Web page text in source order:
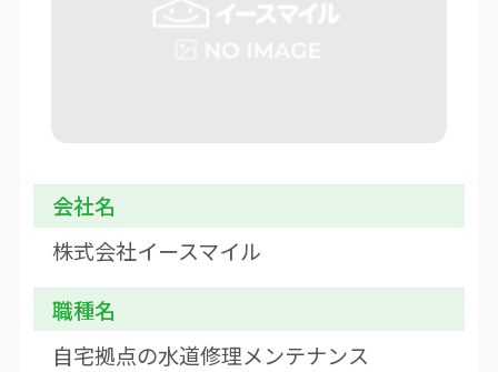
会社名
株式会社イースマイル
職種名
自宅拠点の水道修理メンテナンス